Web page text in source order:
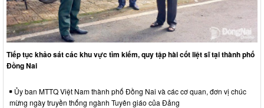
Tiếp tục khảo sát các khu vực tìm kiếm, quy tập hài cốt liệt sĩ tại thành phố
Đồng Nai
Ủy ban MTTQ Việt Nam thành phố Đồng Nai và các cơ quan, đơn vị chúc
mừng ngày truyền thống ngành Tuyên giáo của Đảng